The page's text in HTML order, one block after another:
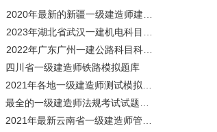
2020年最新的新疆一级建造师建筑模拟练习题
2023年湖北省武汉一建机电科目模拟练习题
2022年广东广州一建公路科目科目题库
四川省一级建造师铁路模拟题库
2021年各地一级建造师测试模拟练习题精华资料
最全的一级建造师法规考试试题带答案
2021年最新云南省一级建造师管理真题库